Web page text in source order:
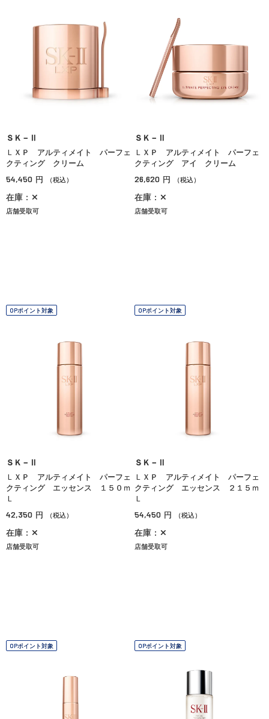
ＳＫ－Ⅱ
ＬＸＰ アルティメイト パーフェ
クティング クリーム
54,450 円 （税込）
在庫：✕
店舗受取可
ＳＫ－Ⅱ
ＬＸＰ アルティメイト パーフェ
クティング アイ クリーム
26,620 円 （税込）
在庫：✕
店舗受取可
OPポイント対象
ＳＫ－Ⅱ
ＬＸＰ アルティメイト パーフェ
クティング エッセンス １５０ｍ
Ｌ
42,350 円 （税込）
在庫：✕
店舗受取可
OPポイント対象
ＳＫ－Ⅱ
ＬＸＰ アルティメイト パーフェ
クティング エッセンス ２１５ｍ
Ｌ
54,450 円 （税込）
在庫：✕
店舗受取可
OPポイント対象 OPポイント対象